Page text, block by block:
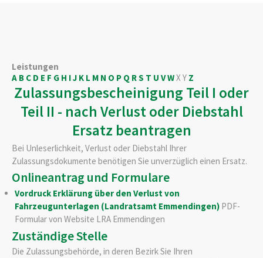
Leistungen
A B C D E F G H IJ K L M N O P Q RS T U VWXY Z
Zulassungsbescheinigung Teil I oder
Teil II - nach Verlust oder Diebstahl
Ersatz beantragen
Bei Unleserlichkeit, Verlust oder Diebstahl Ihrer
Zulassungsdokumente benötigen Sie unverzüglich einen Ersatz.
Onlineantrag und Formulare
Vordruck Erklärung über den Verlust von
Fahrzeugunterlagen (Landratsamt Emmendingen) PDF-
Formular von Website LRA Emmendingen
Zuständige Stelle
Die Zulassungsbehörde, in deren Bezirk Sie Ihren